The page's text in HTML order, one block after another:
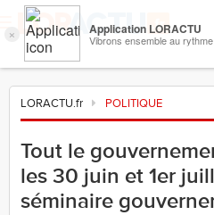
LORACTU.fr POLITIQUE
Tout le
les 30 juin et 1er
séminaire